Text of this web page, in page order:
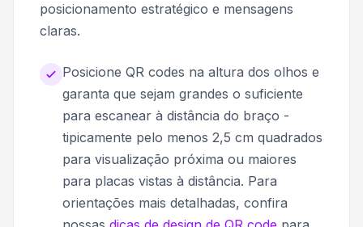
posicionamento estratégico e mensagens
claras.
Posicione QR codes na altura dos olhos e
garanta que sejam grandes o suficiente
para escanear à distância do braço -
tipicamente pelo menos 2,5 cm quadrados
para visualização próxima ou maiores
para placas vistas à distância. Para
orientações mais detalhadas, confira